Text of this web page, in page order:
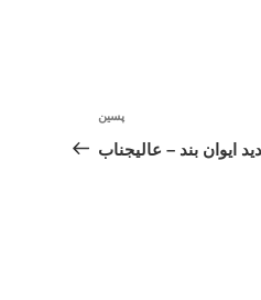
نوشته‌ٔ
بعدی
پسین
ایوان بند – عالیجناب